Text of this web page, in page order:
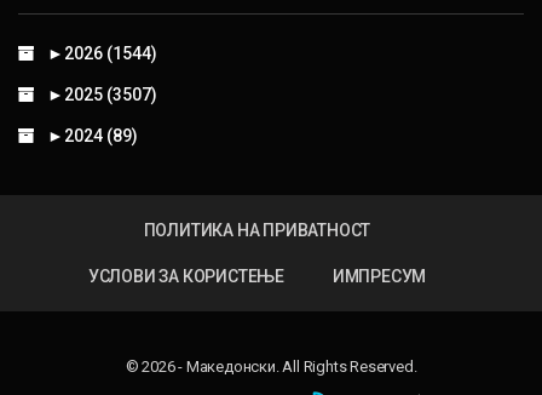
► 2026 (1544)
► 2025 (3507)
► 2024 (89)
ПОЛИТИКА НА ПРИВАТНОСТ
УСЛОВИ ЗА КОРИСТЕЊЕ ИМПРЕСУМ
© 2026 - Македонски. All Rights Reserved.